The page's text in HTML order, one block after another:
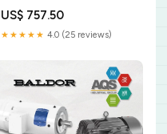
US$ 757.50
★★★★★ 4.0 (25 reviews)